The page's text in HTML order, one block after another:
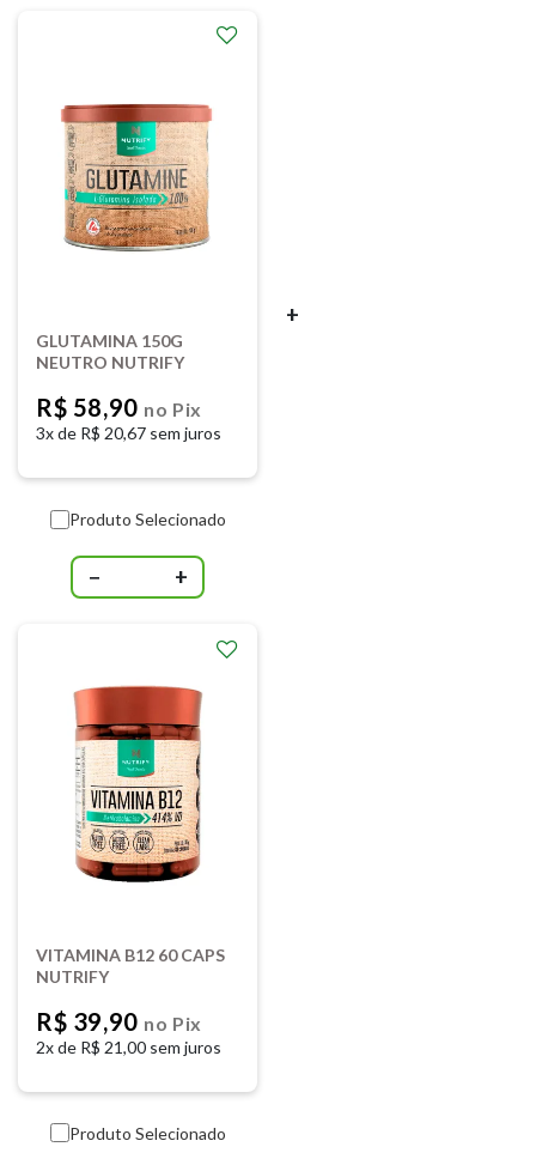
GLUTAMINA 150G
NEUTRO NUTRIFY
R$ 58,90 no Pix
3x de R$ 20,67 sem juros
Produto Selecionado
− +
+
VITAMINA B12 60 CAPS
NUTRIFY
R$ 39,90 no Pix
2x de R$ 21,00 sem juros
Produto Selecionado